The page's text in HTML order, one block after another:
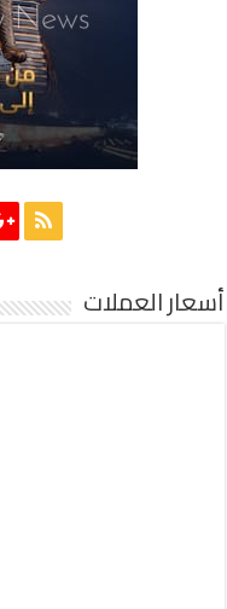
أسعار العملات